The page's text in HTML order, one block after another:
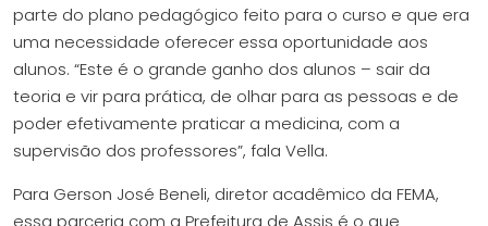
parte do plano pedagógico feito para o curso e que era
uma necessidade oferecer essa oportunidade aos
alunos. “Este é o grande ganho dos alunos – sair da
teoria e vir para prática, de olhar para as pessoas e de
poder efetivamente praticar a medicina, com a
supervisão dos professores”, fala Vella.
Para Gerson José Beneli, diretor acadêmico da FEMA,
essa parceria com a Prefeitura de Assis é o que